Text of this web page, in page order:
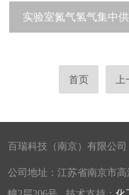
实验室氮气氢气集中
首页
百瑞科技（南京）有限公司
公司地址：江苏省南京市